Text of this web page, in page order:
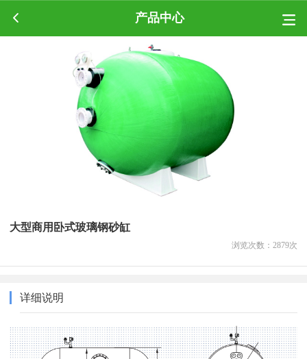
产品中心
大型商用卧式玻璃钢砂缸
浏览次数： 2879次
详细说明